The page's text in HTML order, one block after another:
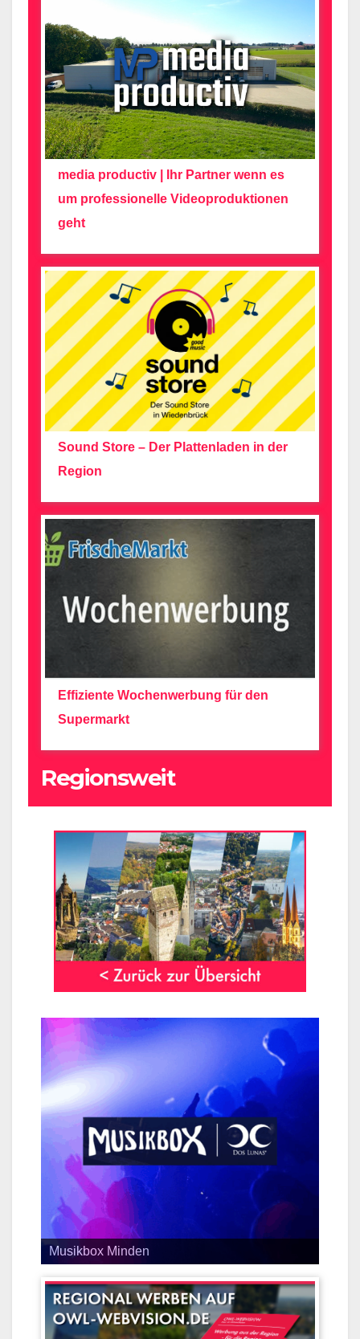
media productiv | Ihr Partner wenn es
um professionelle Videoproduktionen
geht
Sound Store – Der Plattenladen in der
Region
Effiziente Wochenwerbung für den
Supermarkt
Regionsweit
Musikbox Minden